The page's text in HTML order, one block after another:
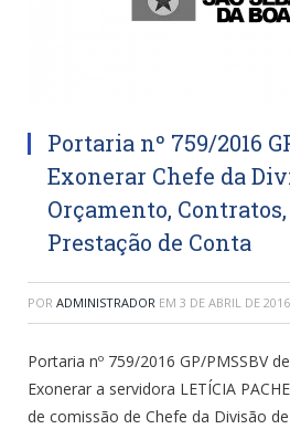
Portaria nº 759/2016
Exonerar Chefe da
Orçamento,
Prestação de Conta
POR ADMINISTRADOR EM 3 DE ABRIL DE 2016
Portaria nº 759/2016 GP/PMSSBV
Exonerar a servidora LETÍCIA
de comissão de Chefe da Divisão